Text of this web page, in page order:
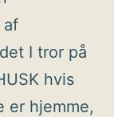
af
I tror på
hvis
er hjemme,